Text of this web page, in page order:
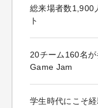
総来場者数1,900
ト
20チーム160名
Game Jam
学生時代にこそ